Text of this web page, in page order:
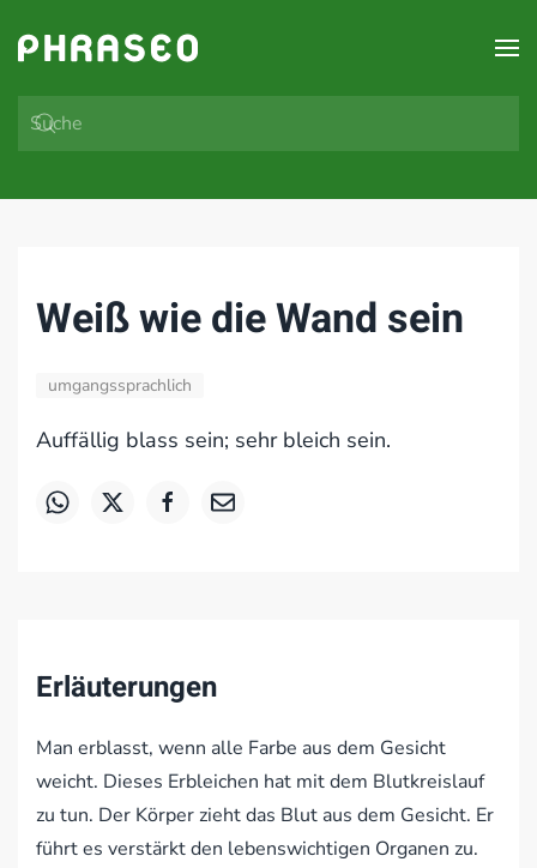
Zum Hauptinhalt springen
Weiß wie die Wand sein
umgangssprachlich
Auffällig blass sein; sehr bleich sein.
Erläuterungen
Man erblasst, wenn alle Farbe aus dem Gesicht
weicht. Dieses Erbleichen hat mit dem Blutkreislauf
zu tun. Der Körper zieht das Blut aus dem Gesicht. Er
führt es verstärkt den lebenswichtigen Organen zu.